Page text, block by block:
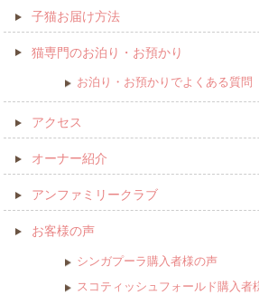
子猫お届け方法
猫専門のお泊り・お預かり
お泊り・お預かりでよくある質問
アクセス
オーナー紹介
アンファミリークラブ
お客様の声
シンガプーラ購入者様の声
スコティッシュフォールド購入者